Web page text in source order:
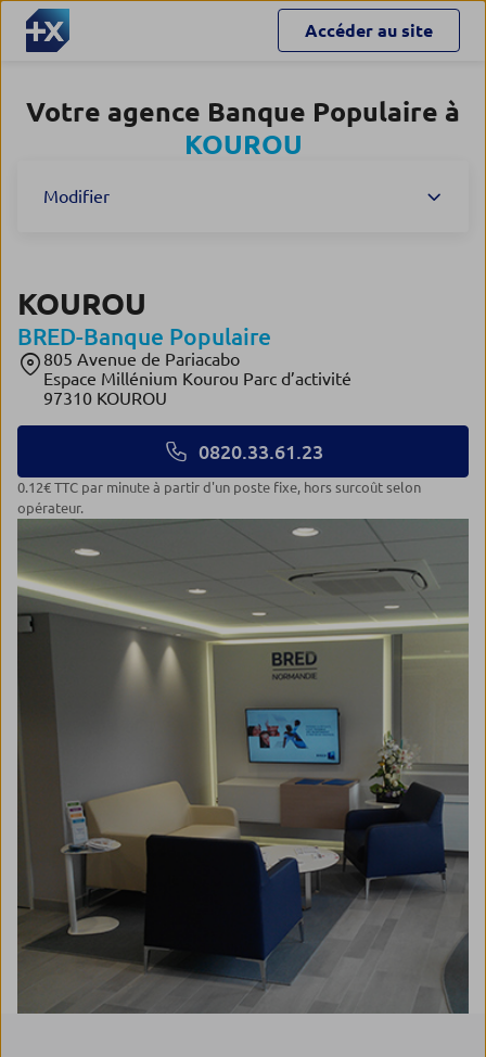
Accéder au site
Votre agence Banque Populaire à
KOUROU
Modifier
KOUROU
BRED-Banque Populaire
805 Avenue de Pariacabo
Espace Millénium Kourou Parc d’activité
97310 KOUROU
0820.33.61.23
0.12€ TTC par minute à partir d'un poste fixe, hors surcoût selon
opérateur.